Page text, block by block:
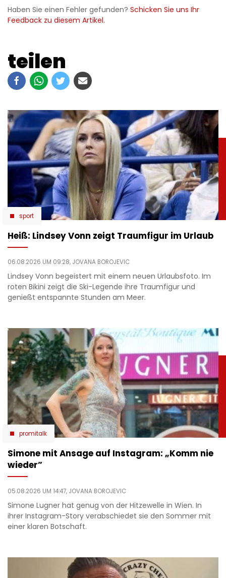
Haben Sie einen Fehler gefunden? Schicken Sie uns Ihr
Feedback zu diesem Artikel.
teilen
sport
Heiß: Lindsey Vonn zeigt Traumfigur im Urlaub
06.08.2026 UM 09:28, JOVANA BOROJEVIC
Lindsey Vonn begeistert mit einem neuen Urlaubsfoto. Im
roten Bikini zeigt die Ski-Legende ihre Traumfigur und
genießt entspannte Stunden am Meer.
promitalk
Simone mit Ansage auf Instagram: „Komm nie
wieder”
05.08.2026 UM 14:47, JOVANA BOROJEVIC
Simone Lugner hat genug von der Hitzewelle in Wien. In
ihrer Instagram-Story verabschiedet sie den Sommer mit
einer klaren Botschaft.